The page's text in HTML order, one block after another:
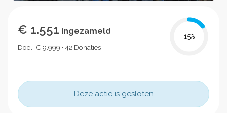
€ 1.551 ingezameld
Doel: € 9.999 · 42 Donaties
15%
Deze actie is gesloten